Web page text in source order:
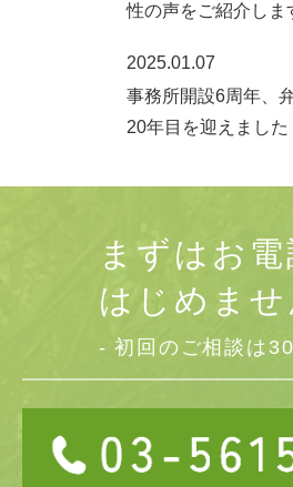
性の声をご紹介しま
2025.01.07
事務所開設6周年、
20年目を迎えました
まずはお電
はじめませ
- 初回のご相談は